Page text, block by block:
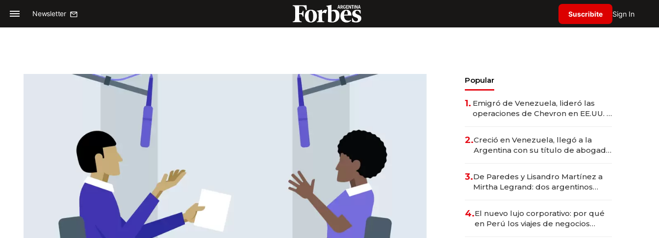
Newsletter Suscribite Sign In
Popular
1. Emigró de Venezuela, lideró las
operaciones de Chevron en EE.UU. y
2.Creció en Venezuela, llegó a la
Argentina con su título de abogado
marcas "fast premium"
3.De Paredes y Lisandro Martínez a
Mirtha Legrand: dos argentinos
4.El nuevo lujo corporativo: por qué
en Perú los viajes de negocios